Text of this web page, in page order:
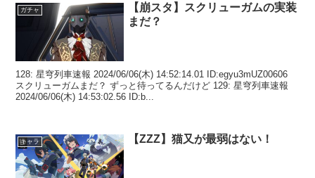
ガチャ
【崩スタ】スクリューガムの実装
まだ？
128: 星穹列車速報 2024/06/06(木) 14:52:14.01 ID:egyu3mUZ00606
スクリューガムまだ？ ずっと待ってるんだけど 129: 星穹列車速報
2024/06/06(木) 14:53:02.56 ID:b...
キャラ 【ZZZ】猫又が最弱はない！